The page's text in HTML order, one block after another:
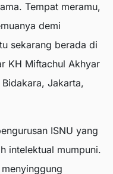
Tempat meramu,
demi
sekarang berada di
KH Miftachul Akhyar
Jakarta,
ISNU yang
intelektual mumpuni.